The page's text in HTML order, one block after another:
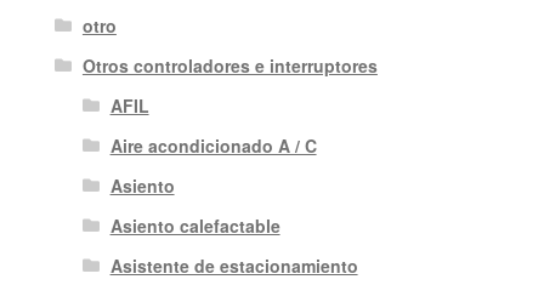
otro
Otros controladores e interruptores
AFIL
Aire acondicionado A / C
Asiento
Asiento calefactable
Asistente de estacionamiento